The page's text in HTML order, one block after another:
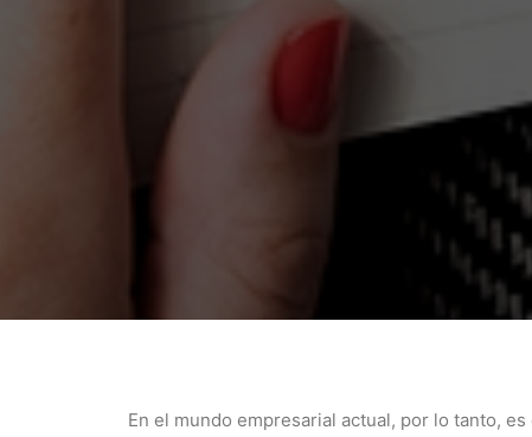
En el mundo empresarial actual, por lo tanto,